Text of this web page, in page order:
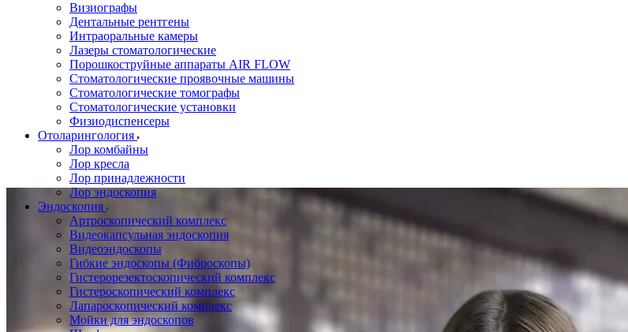
Визиографы
Дентальные рентгены
Интраоральные камеры
Лазеры стоматологические
Порошкоструйные аппараты AIR FLOW
Стоматологические проявочные машины
Стоматологические томографы
Стоматологические установки
Физиодиспенсеры
Отоларингология
Лор комбайны
Лор кресла
Лор принадлежности
Лор эндоскопия
Эндоскопия
Артроскопический комплекс
Видеокапсульная эндоскопия
Видеоэндоскопы
Гибкие эндоскопы (Фиброcкопы)
Гистерорезектоскопический комплекс
Гистероскопический комплекс
Лапароскопический комплекс
Мойки для эндоскопов